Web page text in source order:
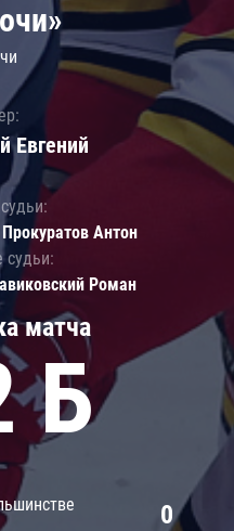
матча
Б
0
Евгений
Антон
Роман